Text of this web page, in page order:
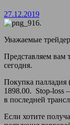
27.12.2019
Уважаемые
Представляем вам
сегодня.
Покупка палладия
1898.00. Stop-loss
в последней
Если хотите